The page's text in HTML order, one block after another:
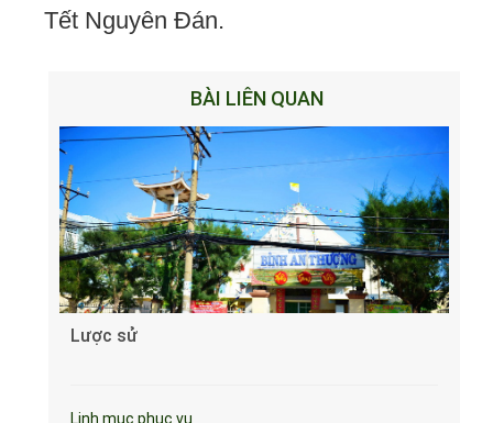
Tết Nguyên Đán.
BÀI LIÊN QUAN
Lược sử
Linh mục phục vụ